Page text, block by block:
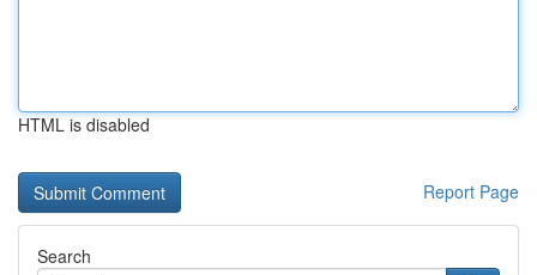
HTML is disabled
Report Page
Search